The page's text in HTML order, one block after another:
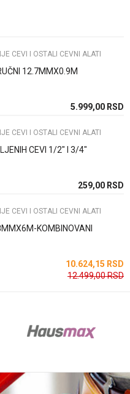
CEVI I OSTALI CEVNI ALATI
12.7MMX0.9M
5.999,00 RSD
CEVI I OSTALI CEVNI ALATI
CEVI 1/2" I 3/4"
259,00 RSD
CEVI I OSTALI CEVNI ALATI
KOMBINOVANI
10.624,15 RSD
12.499,00RSD